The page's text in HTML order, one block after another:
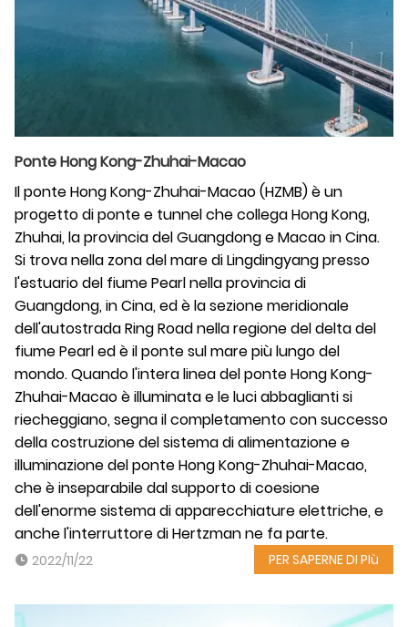
Ponte Hong Kong-Zhuhai-Macao
Il ponte Hong Kong-Zhuhai-Macao (HZMB) è un
progetto di ponte e tunnel che collega Hong Kong,
Zhuhai, la provincia del Guangdong e Macao in Cina.
Si trova nella zona del mare di Lingdingyang presso
l'estuario del fiume Pearl nella provincia di
Guangdong, in Cina, ed è la sezione meridionale
dell'autostrada Ring Road nella regione del delta del
fiume Pearl ed è il ponte sul mare più lungo del
mondo. Quando l'intera linea del ponte Hong Kong-
Zhuhai-Macao è illuminata e le luci abbaglianti si
riecheggiano, segna il completamento con successo
della costruzione del sistema di alimentazione e
illuminazione del ponte Hong Kong-Zhuhai-Macao,
che è inseparabile dal supporto di coesione
dell'enorme sistema di apparecchiature elettriche, e
anche l'interruttore di Hertzman ne fa parte.
2022/11/22 PER SAPERNE DI PIù